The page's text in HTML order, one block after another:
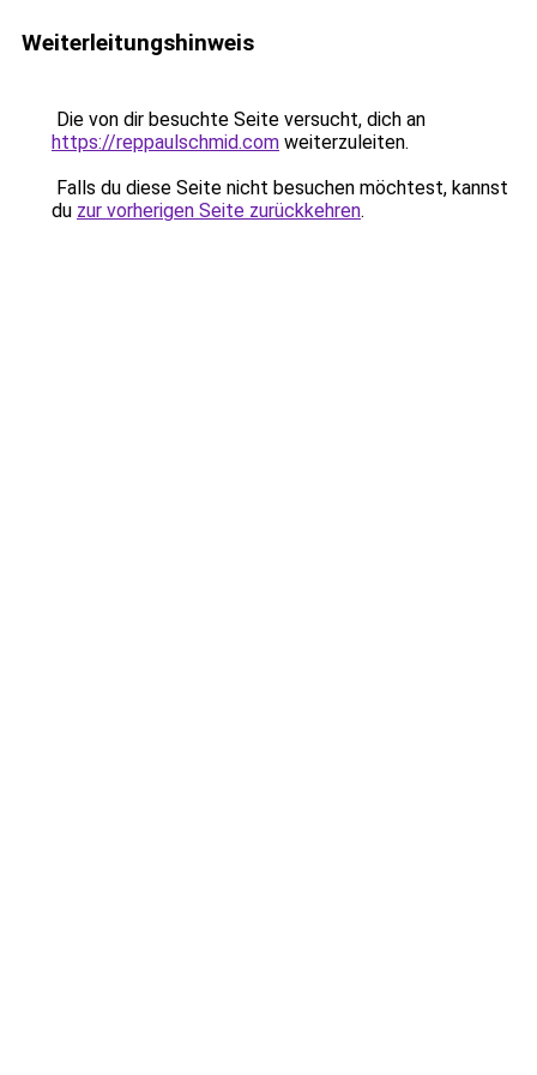
Weiterleitungshinweis
Die von dir besuchte Seite versucht, dich an
https://reppaulschmid.com weiterzuleiten.
Falls du diese Seite nicht besuchen möchtest, kannst
du zur vorherigen Seite zurückkehren.